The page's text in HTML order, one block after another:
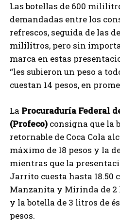
Las botellas de 600
demandadas entre los
refrescos, seguida de las
mililitros, pero sin
marca en estas
“les subieron un peso a
cuestan 14 pesos, en
La Procuraduría Federal
(Profeco) consigna que la
retornable de Coca Cola
máximo de 18 pesos y la
mientras que la
Jarrito cuesta hasta 18.50
Manzanita y Mirinda de 2
y la botella de 3 litros de
pesos.